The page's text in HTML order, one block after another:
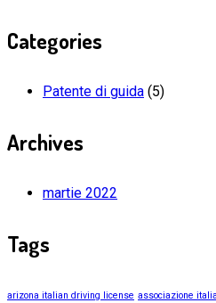
Categories
Patente di guida (5)
Archives
martie 2022
Tags
arizona italian driving license associazione